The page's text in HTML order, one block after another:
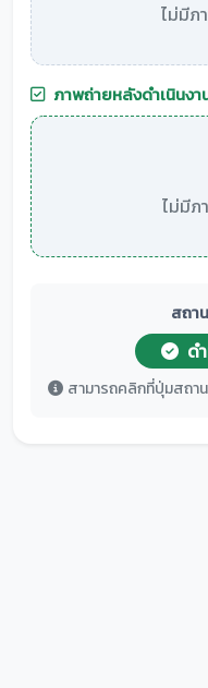
ไม่มีภ
ภาพถ่ายหลังดำเนินงา
ไม่มีภ
สถา
ด
สามารถคลิกที่ปุ่มสถา